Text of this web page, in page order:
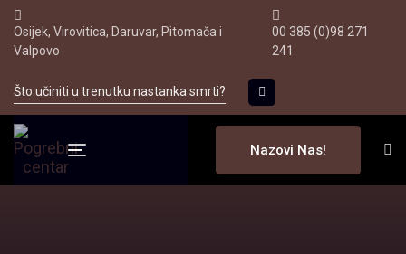
Skip
links
Skip
primary
navigation
Skip
content
Osijek, Virovitica, Daruvar, Pitomača i
Valpovo
00 385 (0)98 271
241
Što učiniti u trenutku nastanka smrti?
Toggle navigation
Nazovi Nas!